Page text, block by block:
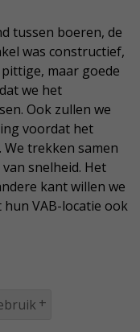
tussen boeren, de
was constructief,
maar goede
we het
Ook zullen we
voordat het
trekken samen
snelheid. Het
kant willen we
VAB-locatie ook